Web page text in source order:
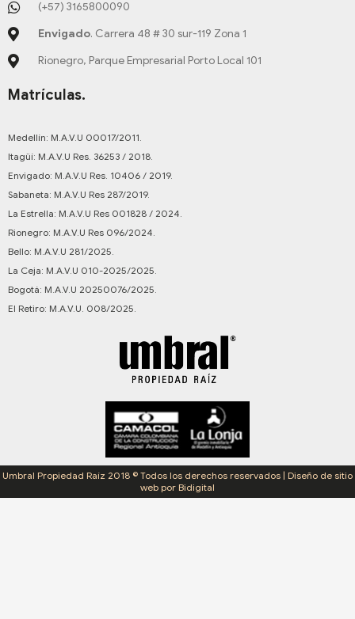
(+57) 3165800090
Envigado. Carrera 48 # 30 sur-119 Zona 1
Rionegro, Parque Empresarial Porto Local 101
Matrículas.
Medellín: M.A.V.U 00017/2011.
Itagüí: M.A.V.U Res. 36253 / 2018.
Envigado: M.A.V.U Res. 10406 / 2019.
Sabaneta: M.A.V.U Res 287/2019.
La Estrella: M.A.V.U Res 001828 / 2024.
Rionegro: M.A.V.U Res 096/2024.
Bello: M.A.V.U 281/2025.
La Ceja: M.A.V.U 010-2025/2025.
Bogotá: M.A.V.U 20250076/2025.
El Retiro: M.A.V.U. 008/2025.
Umbral Propiedad Raíz 2018 © Todos los derechos reservados | Diseño de sitio
web por Bidigital